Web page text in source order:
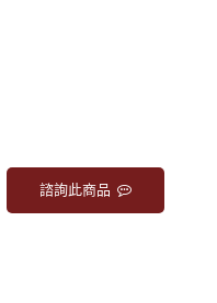
諮詢此商品